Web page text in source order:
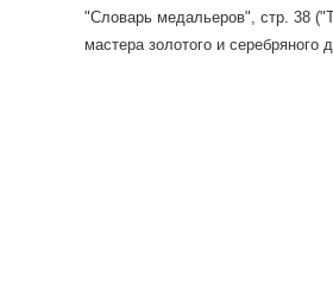
"Словарь медальеров", стр. 38
мастера золотого и